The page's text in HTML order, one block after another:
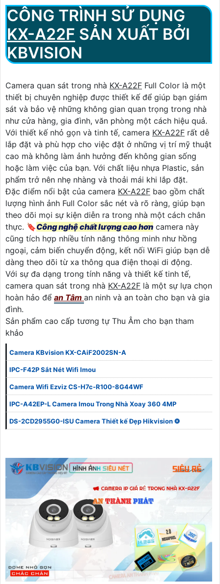
CÔNG TRÌNH SỬ DỤNG
KX-A22F SẢN XUẤT BỞI
KBVISION
Camera quan sát trong nhà KX-A22F Full Color là một
thiết bị chuyên nghiệp được thiết kế để giúp bạn giám
sát và bảo vệ những không gian quan trọng trong nhà
như cửa hàng, gia đình, văn phòng một cách hiệu quả.
Với thiết kế nhỏ gọn và tinh tế, camera KX-A22F rất dễ
lắp đặt và phù hợp cho việc đặt ở những vị trí mỹ thuật
cao mà không làm ảnh hưởng đến không gian sống
hoặc làm việc của bạn. Với chất liệu nhựa Plastic, sản
phẩm trở nên nhẹ nhàng và thoải mái khi lắp đặt.
Đặc điểm nổi bật của camera KX-A22F bao gồm chất
lượng hình ảnh Full Color sắc nét và rõ ràng, giúp bạn
theo dõi mọi sự kiện diễn ra trong nhà một cách chân
thực. 🔖Công nghệ chất lượng cao hơn camera này
cũng tích hợp nhiều tính năng thông minh như hồng
ngoại, cảm biến chuyển động, kết nối WiFi giúp bạn dễ
dàng theo dõi từ xa thông qua điện thoại di động.
Với sự đa dạng trong tính năng và thiết kế tinh tế,
camera quan sát trong nhà KX-A22F là một sự lựa chọn
hoàn hảo để an Tâm an ninh và an toàn cho bạn và gia
đình.
Sản phẩm cao cấp tương tự Thu Âm cho bạn tham
khảo
Camera KBvision KX-CAiF2002SN-A
IPC-F42P Sắt Nét Wifi Imou
Camera Wifi Ezviz CS-H7c-R100-8G44WF
IPC-A42EP-L Camera Imou Trong Nhà Xoay 360 4MP
DS-2CD2955G0-ISU Camera Thiết kế Đẹp Hikvision ❂